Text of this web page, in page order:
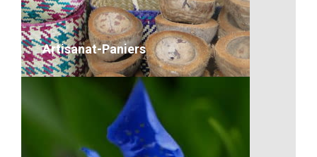
VOIR LE DÉTAIL
Artisanat-Paniers